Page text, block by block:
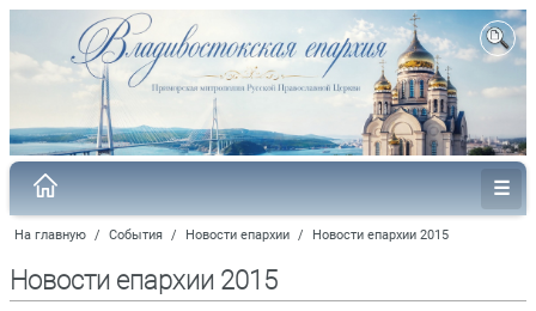
На главную / События / Новости епархии / Новости епархии 2015
Новости епархии 2015